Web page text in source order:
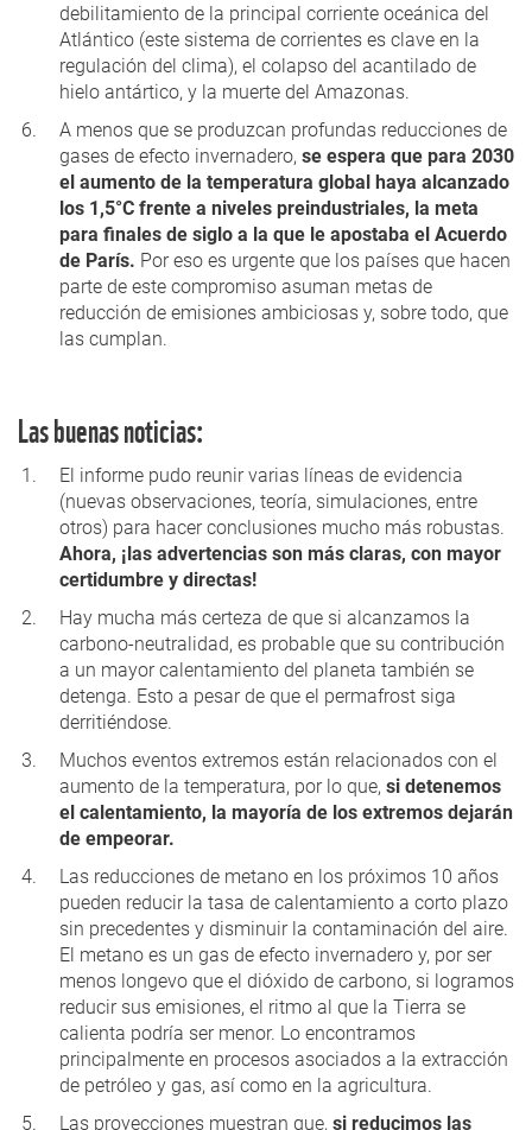
debilitamiento de la principal corriente oceánica del
Atlántico (este sistema de corrientes es clave en la
regulación del clima), el colapso del acantilado de
hielo antártico, y la muerte del Amazonas.
A menos que se produzcan profundas reducciones de
gases de efecto invernadero, se espera que para 2030
el aumento de la temperatura global haya alcanzado
los 1,5°C frente a niveles preindustriales, la meta
para finales de siglo a la que le apostaba el Acuerdo
de París. Por eso es urgente que los países que hacen
parte de este compromiso asuman metas de
reducción de emisiones ambiciosas y, sobre todo, que
las cumplan.
Las buenas noticias:
El informe pudo reunir varias líneas de evidencia
(nuevas observaciones, teoría, simulaciones, entre
otros) para hacer conclusiones mucho más robustas.
Ahora, ¡las advertencias son más claras, con mayor
certidumbre y directas!
Hay mucha más certeza de que si alcanzamos la
carbono-neutralidad, es probable que su contribución
a un mayor calentamiento del planeta también se
detenga. Esto a pesar de que el permafrost siga
derritiéndose.
Muchos eventos extremos están relacionados con el
aumento de la temperatura, por lo que, si detenemos
el calentamiento, la mayoría de los extremos dejarán
de empeorar.
Las reducciones de metano en los próximos 10 años
pueden reducir la tasa de calentamiento a corto plazo
sin precedentes y disminuir la contaminación del aire.
El metano es un gas de efecto invernadero y, por ser
menos longevo que el dióxido de carbono, si logramos
reducir sus emisiones, el ritmo al que la Tierra se
calienta podría ser menor. Lo encontramos
principalmente en procesos asociados a la extracción
de petróleo y gas, así como en la agricultura.
Las proyecciones muestran que, si reducimos las